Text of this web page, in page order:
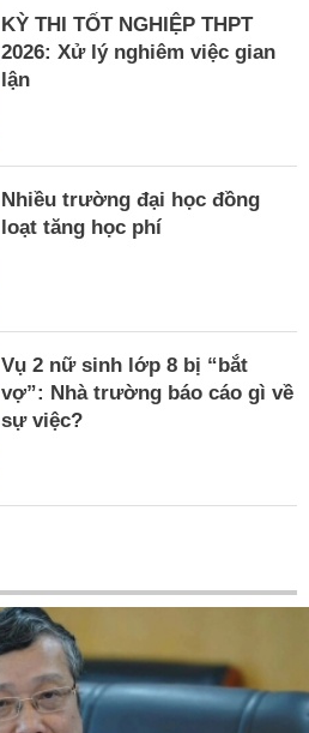
KỲ THI TỐT NGHIỆP THPT
2026: Xử lý nghiêm việc gian
lận
Nhiều trường đại học đồng
loạt tăng học phí
Vụ 2 nữ sinh lớp 8 bị “bắt
vợ”: Nhà trường báo cáo gì về
sự việc?